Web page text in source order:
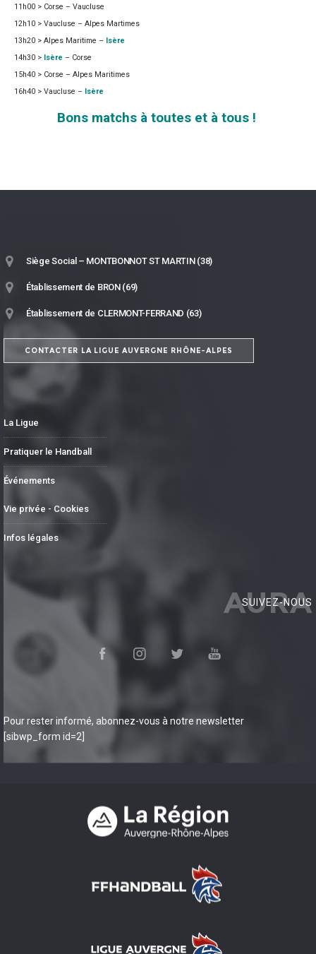
11h00 > Corse – Vaucluse
12h10 > Vaucluse – Alpes Martimes
13h20 > Alpes Maritime – Isère
14h30 > Isère – Corse
15h40 > Corse – Alpes Maritimes
16h40 > Vaucluse – Isère
Bons matchs à toutes et à tous !
Siège Social – MONTBONNOT ST MARTIN (38)
Établissement de BRON (69)
Établissement de CLERMONT-FERRAND (63)
CONTACTER LA LIGUE AUVERGNE RHÔNE-ALPES
La Ligue
Pratiquer le Handball
Événements
Vie privée - Cookies
Infos légales
AURA
SUIVEZ-NOUS
Pour rester informé, abonnez-vous à notre newsletter
[sibwp_form id=2]